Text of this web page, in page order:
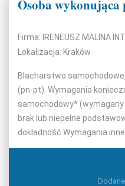
Firma: IRENEUSZ MALINA
Lokalizacja: Kraków
Blacharstwo
(pn-pt). Wymagania
samochodowy*
brak lub niepełne
dokładność Wymagania